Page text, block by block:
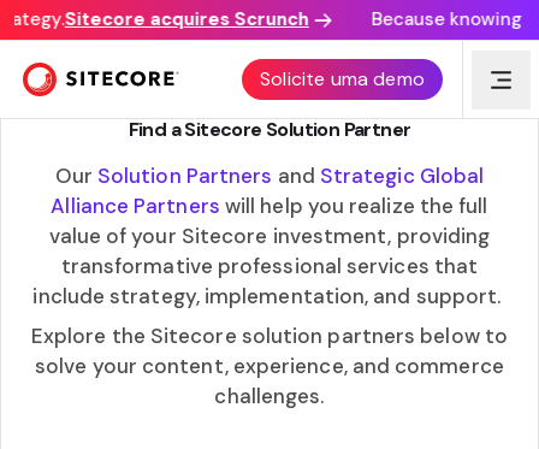
Sitecore acquires Scrunch Because knowing
Solicite uma demo
WORK WITH EXPERTS
Find a Sitecore Solution Partner
Our Solution Partners and Strategic Global
Alliance Partners will help you realize the full
value of your Sitecore investment, providing
transformative professional services that
include strategy, implementation, and support.
Explore the Sitecore solution partners below to
solve your content, experience, and commerce
challenges.